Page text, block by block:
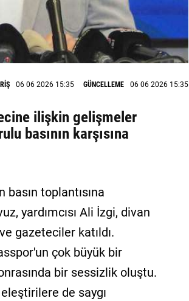
06 06 2026 15:35 GÜNCELLEME 06 06 2026 15:35
ilişkin gelişmeler
basının karşısına
toplantısına
yardımcısı Ali İzgi, divan
gazeteciler katıldı.
çok büyük bir
bir sessizlik oluştu.
de saygı